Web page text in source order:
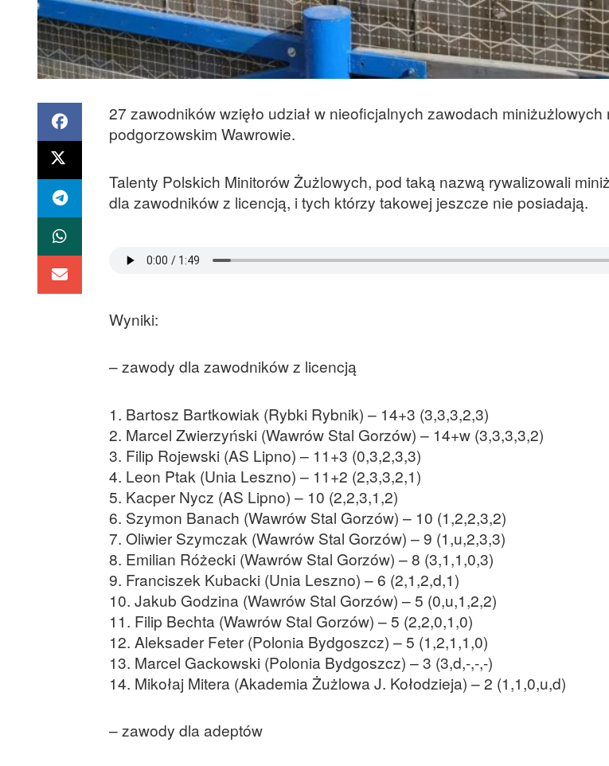
27 zawodników wzięło udział w nieoficjalnych zawodach miniżużlowych
podgorzowskim Wawrowie.
Talenty Polskich Minitorów Żużlowych, pod taką nazwą rywalizowali
dla zawodników z licencją, i tych którzy takowej jeszcze nie posiadają.
Wyniki:
– zawody dla zawodników z licencją
1. Bartosz Bartkowiak (Rybki Rybnik) – 14+3 (3,3,3,2,3)
2. Marcel Zwierzyński (Wawrów Stal Gorzów) – 14+w (3,3,3,3,2)
3. Filip Rojewski (AS Lipno) – 11+3 (0,3,2,3,3)
4. Leon Ptak (Unia Leszno) – 11+2 (2,3,3,2,1)
5. Kacper Nycz (AS Lipno) – 10 (2,2,3,1,2)
6. Szymon Banach (Wawrów Stal Gorzów) – 10 (1,2,2,3,2)
7. Oliwier Szymczak (Wawrów Stal Gorzów) – 9 (1,u,2,3,3)
8. Emilian Różecki (Wawrów Stal Gorzów) – 8 (3,1,1,0,3)
9. Franciszek Kubacki (Unia Leszno) – 6 (2,1,2,d,1)
10. Jakub Godzina (Wawrów Stal Gorzów) – 5 (0,u,1,2,2)
11. Filip Bechta (Wawrów Stal Gorzów) – 5 (2,2,0,1,0)
12. Aleksader Feter (Polonia Bydgoszcz) – 5 (1,2,1,1,0)
13. Marcel Gackowski (Polonia Bydgoszcz) – 3 (3,d,-,-,-)
14. Mikołaj Mitera (Akademia Żużlowa J. Kołodzieja) – 2 (1,1,0,u,d)
– zawody dla adeptów